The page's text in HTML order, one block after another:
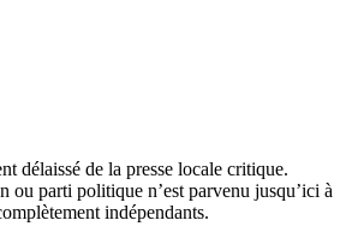
délaissé de la presse locale critique.
ou parti politique n’est parvenu jusqu’ici à
indépendants.